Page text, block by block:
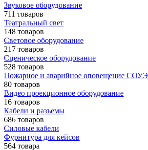
Звуковое оборудование
711 товаров
Театральный свет
148 товаров
Световое оборудование
217 товаров
Сценическое оборудование
528 товаров
Пожарное и аварийное оповещение СОУЭ
80 товаров
Видео проекционное оборудование
16 товаров
Кабели и разъемы
686 товаров
Силовые кабели
Фурнитура для кейсов
564 товара